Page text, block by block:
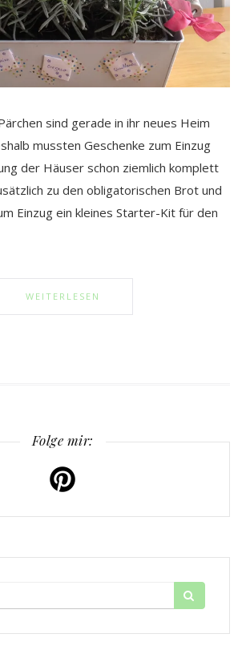
sind gerade in ihr neues Heim
mussten Geschenke zum Einzug
der Häuser schon ziemlich komplett
zu den obligatorischen Brot und
Einzug ein kleines Starter-Kit für den
WEITERLESEN
Folge mir: